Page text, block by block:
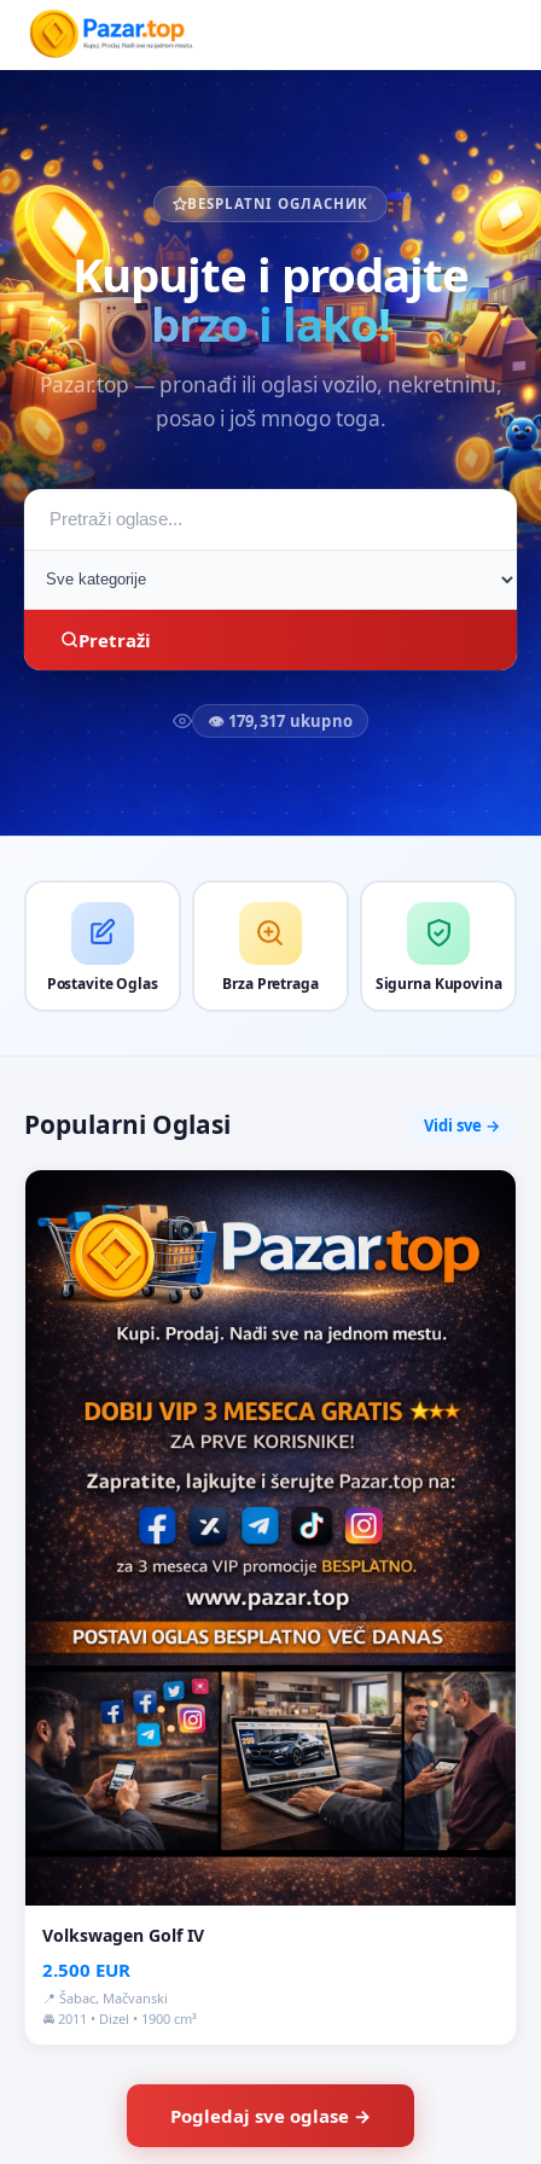
BESPLATNI OGЛАСНИК
Kupujte i prodajte
brzo i lako!
Pazar.top — pronađi ili oglasi vozilo, nekretninu,
posao i još mnogo toga.
Pretraži
👁 179,317 ukupno
Postavite Oglas Brza Pretraga Sigurna Kupovina
Popularni Oglasi Vidi sve →
Volkswagen Golf IV
2.500 EUR
📍 Šabac, Mačvanski
🚘 2011 • Dizel • 1900 cm³
Pogledaj sve oglase →